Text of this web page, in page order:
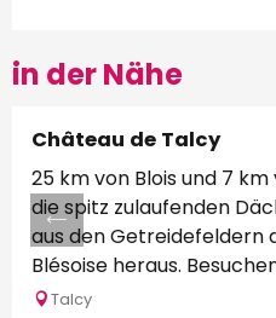
in der Nähe
Château de Talcy
25 km von Blois und 7
die spitz zulaufenden
aus den Getreidefeldern
Blésoise heraus.
Talcy